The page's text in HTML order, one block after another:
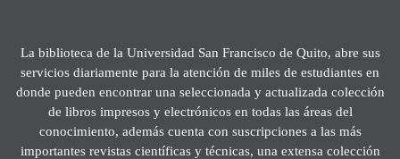
La biblioteca de la Universidad San Francisco de Quito, abre sus
servicios diariamente para la atención de miles de estudiantes en
donde pueden encontrar una seleccionada y actualizada colección
de libros impresos y electrónicos en todas las áreas del
conocimiento, además cuenta con suscripciones a las más
importantes revistas científicas y técnicas, una extensa colección